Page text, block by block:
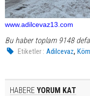
www.adilcevaz13.com
Bu haber toplam 9148
Etiketler : Adilcevaz,
HABERE YORUM KAT